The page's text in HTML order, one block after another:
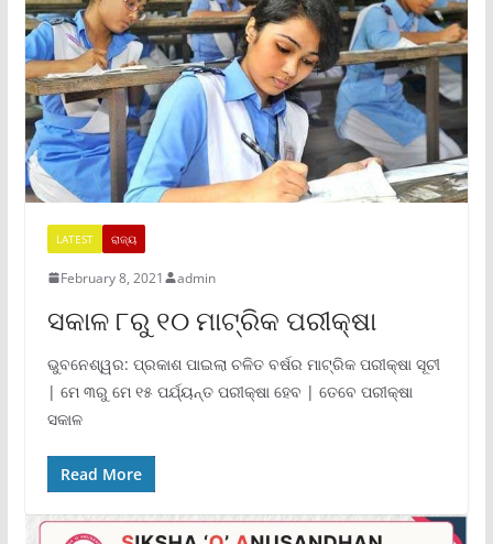
LATEST ରାଜ୍ୟ
February 8, 2021 admin
ସକାଳ ୮ରୁ ୧୦ ମାଟ୍ରିକ ପରୀକ୍ଷା
ଭୁବନେଶ୍ୱର: ପ୍ରକାଶ ପାଇଲା ଚଳିତ ବର୍ଷର ମାଟ୍ରିକ ପରୀକ୍ଷା ସୂଚୀ
| ମେ ୩ରୁ ମେ ୧୫ ପର୍ଯ୍ୟନ୍ତ ପରୀକ୍ଷା ହେବ | ତେବେ ପରୀକ୍ଷା
ସକାଳ
Read More